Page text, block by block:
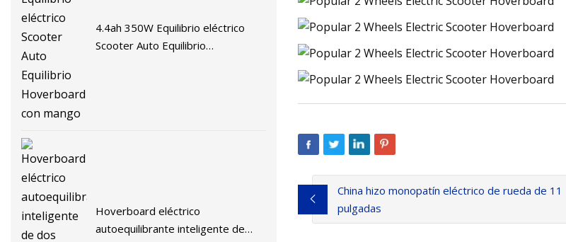
4.4ah 350W Equilibrio eléctrico
Scooter Auto Equilibrio
Hoverboard eléctrico
autoequilibrante inteligente de
China hizo monopatín eléctrico de rueda de 11
pulgadas